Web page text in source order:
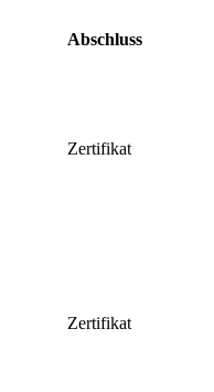
Abschluss
Zertifikat
Zertifikat